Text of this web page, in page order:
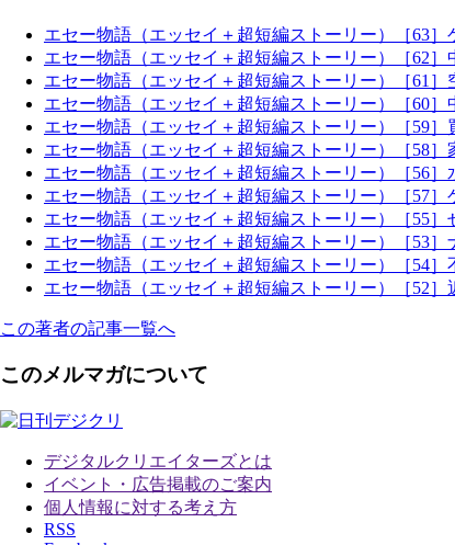
エセー物語（エッセイ＋超短編ストーリー）［63］
エセー物語（エッセイ＋超短編ストーリー）［62］
エセー物語（エッセイ＋超短編ストーリー）［61
エセー物語（エッセイ＋超短編ストーリー）［60
エセー物語（エッセイ＋超短編ストーリー）［59
エセー物語（エッセイ＋超短編ストーリー）［58
エセー物語（エッセイ＋超短編ストーリー）［56
エセー物語（エッセイ＋超短編ストーリー）［57
エセー物語（エッセイ＋超短編ストーリー）［55
エセー物語（エッセイ＋超短編ストーリー）［53
エセー物語（エッセイ＋超短編ストーリー）［54
エセー物語（エッセイ＋超短編ストーリー）［52
この著者の記事一覧へ
このメルマガについて
デジタルクリエイターズとは
イベント・広告掲載のご案内
個人情報に対する考え方
RSS